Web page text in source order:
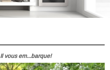
Il vous em...barque!